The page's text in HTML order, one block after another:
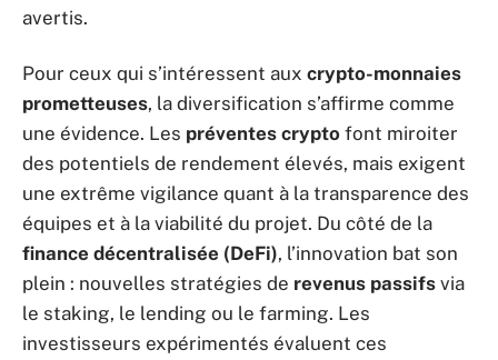
avertis.
Pour ceux qui s’intéressent aux crypto-monnaies
prometteuses, la diversification s’affirme comme
une évidence. Les préventes crypto font miroiter
des potentiels de rendement élevés, mais exigent
une extrême vigilance quant à la transparence des
équipes et à la viabilité du projet. Du côté de la
finance décentralisée (DeFi), l’innovation bat son
plein : nouvelles stratégies de revenus passifs via
le staking, le lending ou le farming. Les
investisseurs expérimentés évaluent ces